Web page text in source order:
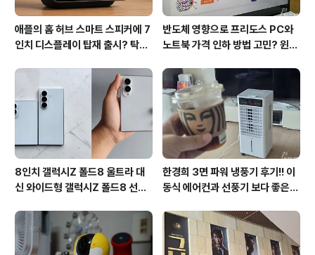
애플의 홈 허브 스마트 스피커에 7
인치 디스플레이 탑재 출시? 탁상
체제 적용!!
반도체 영향으로 프리도스 PC와
노트북 가격 인하 방법 고민? 윈도
방법?(feat. vip-scdkeys)
8인치 갤럭시Z 폴드8 울트라 대
신 와이드형 갤럭시Z 폴드8 선
이 미제공!!
한경희 3면 파워 냉풍기 후기!! 이
동식 에어컨과 선풍기 보다 좋은